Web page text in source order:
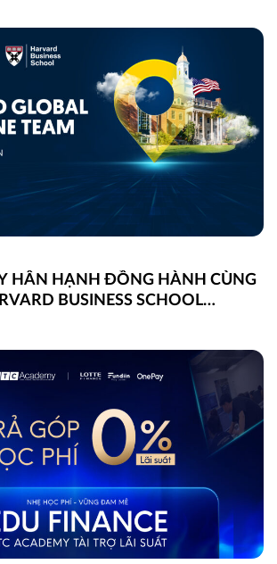
HÂN HẠNH ĐỒNG HÀNH CÙNG
BUSINESS SCHOOL